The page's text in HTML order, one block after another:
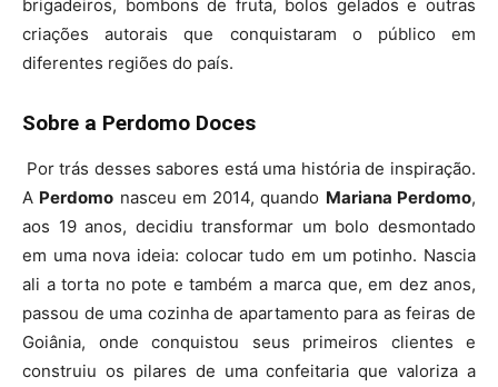
brigadeiros, bombons de fruta, bolos gelados e outras
criações autorais que conquistaram o público em
diferentes regiões do país.
Sobre a Perdomo Doces
Por trás desses sabores está uma história de inspiração.
A Perdomo nasceu em 2014, quando Mariana Perdomo,
aos 19 anos, decidiu transformar um bolo desmontado
em uma nova ideia: colocar tudo em um potinho. Nascia
ali a torta no pote e também a marca que, em dez anos,
passou de uma cozinha de apartamento para as feiras de
Goiânia, onde conquistou seus primeiros clientes e
construiu os pilares de uma confeitaria que valoriza a